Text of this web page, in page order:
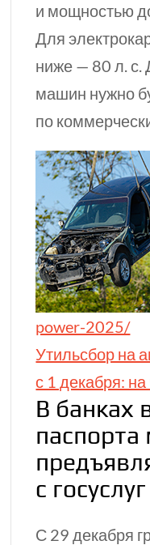
и мощностью
Для
ниже — 80 л. с.
машин нужно
по
power-2025/
Утильсбор на
с 1 дека­бря: на
В банках
с госуслуг
С 29 декабря